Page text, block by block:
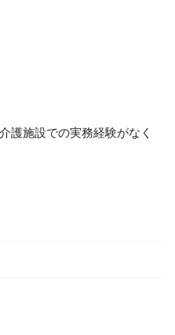
護施設での実務経験がなく